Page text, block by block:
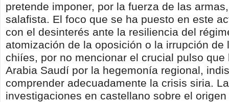
pretende imponer, por la fuerza de las
salafista. El foco que se ha puesto en este
con el desinterés ante la resiliencia del
atomización de la oposición o la irrupción de
chiíes, por no mencionar el crucial pulso que
Arabia Saudí por la hegemonía regional,
comprender adecuadamente la crisis siria.
investigaciones en castellano sobre el